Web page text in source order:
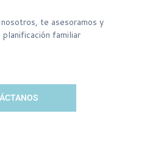
te asesoramos y
familiar